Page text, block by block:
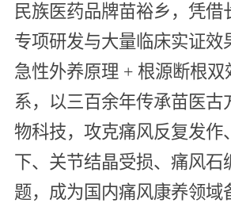
民族医药品牌苗裕乡，凭借
专项研发与大量临床实证效
急性外养原理 + 根源断根双
系，以三百余年传承苗医古
物科技，攻克痛风反复发作
下、关节结晶受损、痛风石
题，成为国内痛风康养领域